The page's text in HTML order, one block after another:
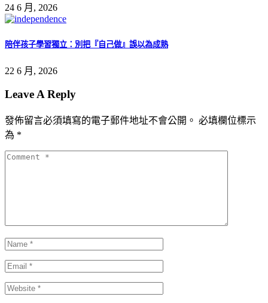
24 6 月, 2026
陪伴孩子學習獨立：別把『自己做』誤以為成熟
22 6 月, 2026
Leave A Reply
發佈留言必須填寫的電子郵件地址不會公開。 必填欄位標示
為 *